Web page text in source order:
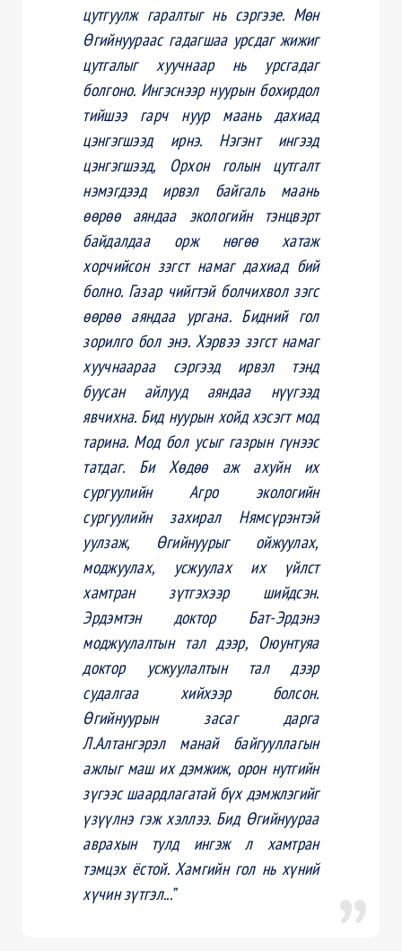
цутгуулж гаралтыг нь сэргээе. Мөн
Өгийнуураас гадагшаа урсдаг жижиг
цутгалыг хуучнаар нь урсгадаг
болгоно. Ингэснээр нуурын бохирдол
тийшээ гарч нуур маань дахиад
цэнгэгшээд ирнэ. Нэгэнт ингээд
цэнгэгшээд, Орхон голын цутгалт
нэмэгдээд ирвэл байгаль маань
өөрөө аяндаа экологийн тэнцвэрт
байдалдаа орж нөгөө хатаж
хорчийсон зэгст намаг дахиад бий
болно. Газар чийгтэй болчихвол зэгс
өөрөө аяндаа ургана. Бидний гол
зорилго бол энэ. Хэрвээ зэгст намаг
хуучнаараа сэргээд ирвэл тэнд
буусан айлууд аяндаа нүүгээд
явчихна. Бид нуурын хойд хэсэгт мод
тарина. Мод бол усыг газрын гүнээс
татдаг. Би Хөдөө аж ахуйн их
сургуулийн Агро экологийн
сургуулийн захирал Нямсүрэнтэй
уулзаж, Өгийнуурыг ойжуулах,
моджуулах, усжуулах их үйлст
хамтран зүтгэхээр шийдсэн.
Эрдэмтэн доктор Бат-Эрдэнэ
моджуулалтын тал дээр, Оюунтуяа
доктор усжуулалтын тал дээр
судалгаа хийхээр болсон.
Өгийнуурын засаг дарга
Л.Алтангэрэл манай байгууллагын
ажлыг маш их дэмжиж, орон нутгийн
зүгээс шаардлагатай бүх дэмжлэгийг
үзүүлнэ гэж хэллээ. Бид Өгийнуураа
аврахын тулд ингэж л хамтран
тэмцэх ёстой. Хамгийн гол нь хүний
хүчин зүтгэл...”